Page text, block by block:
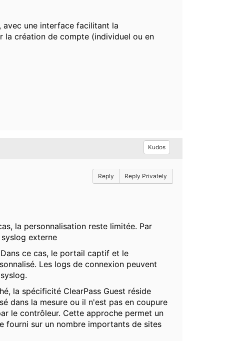
une interface facilitant la
création de compte (individuel ou en
Kudos
Reply Reply Privately
la personnalisation reste limitée. Par
externe
ce cas, le portail captif et le
Les logs de connexion peuvent
la spécificité ClearPass Guest réside
dans la mesure ou il n'est pas en coupure
le contrôleur. Cette approche permet un
fourni sur un nombre importants de sites